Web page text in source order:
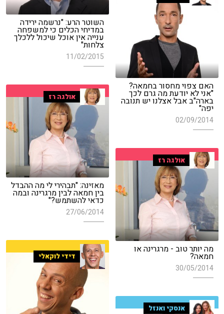
השוטר הרע: "נרשמה ירידה
במדיחי הכלים כי למשפחה
ענייה אין אוכל שיכול ללכלך
צלחות"
11/02/2015
האם צפוי מחסור בחמאה?
"אני לא יודעת מה גרם לכך
בארה"ב אבל אצלנו יש תנובה
יפה"
02/09/2014
אולגה רז
מאזינה: "תבהירי לי מה ההבדל
בין חמאה לבין מרגרינה ובמה
כדאי להשתמש?"
27/06/2014
אולגה רז
מה יותר טוב - מרגרינה או
חמאה?
30/05/2014
דידי לוקאלי
אנסקי ואנזל